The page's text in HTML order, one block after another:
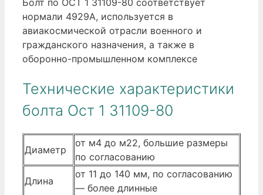
нормали 4929А, используется в
авиакосмической отрасли военного и
гражданского назначения, а также в
оборонно-промышленном комплексе
Технические характеристики
болта Ост 1 31109-80
Диаметр
от м4 до м22, большие размеры
по согласованию
Длина
от 11 до 140 мм, по согласованию
— более длинные